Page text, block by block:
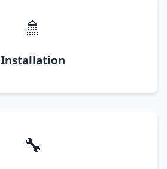
🚿
Installation
🔧